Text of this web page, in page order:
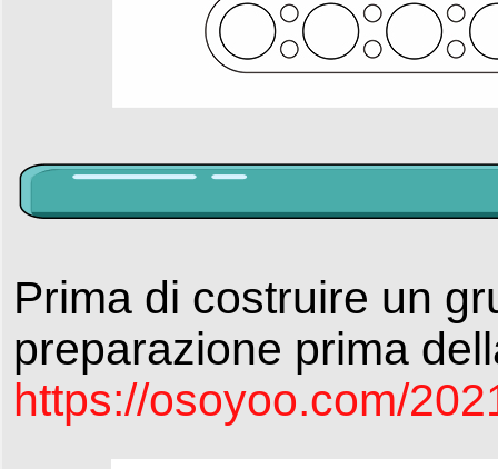
Prima di costruire un
preparazione prima
https://osoyoo.com/